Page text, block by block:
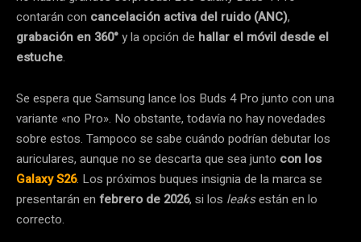
contarán con cancelación activa del ruido (ANC),
grabación en 360°y la opción de hallar el móvil desde el
estuche.
Se espera que Samsung lance los Buds 4 Pro junto con una
variante «no Pro». No obstante, todavía no hay novedades
sobre estos. Tampoco se sabe cuándo podrían debutar los
auriculares, aunque no se descarta que sea junto con los
Galaxy S26. Los próximos buques insignia de la marca se
presentarán en febrero de 2026, si los leaksestán en lo
correcto.